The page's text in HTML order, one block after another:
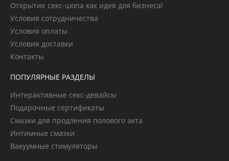
Открытие секс-шопа как идея для бизнеса!
Условия сотрудничества
Условия оплаты
Условия доставки
Контакты
ПОПУЛЯРНЫЕ РАЗДЕЛЫ
Интерактивные секс-девайсы
Подарочные сертификаты
Смазки для продления полового акта
Интимные смазки
Вакуумные стимуляторы